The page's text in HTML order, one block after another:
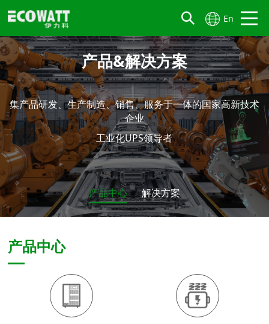
En
产品&解决方案
集产品研发、生产制造、销售、服务于一体的国家高新技术
企业
工业化UPS领导者
产品中心 解决方案
产品中心